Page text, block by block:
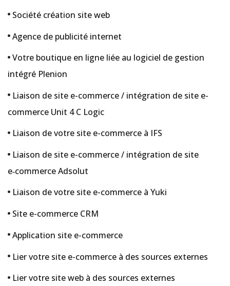
Société création site web
Agence de publicité internet
Votre boutique en ligne liée au logiciel de gestion
intégré Plenion
Liaison de site e-commerce / intégration de site e-
commerce Unit 4 C Logic
Liaison de votre site e-commerce à IFS
Liaison de site e-commerce / intégration de site
e‑commerce Adsolut
Liaison de votre site e-commerce à Yuki
Site e-commerce CRM
Application site e-commerce
Lier votre site e-commerce à des sources externes
Lier votre site web à des sources externes